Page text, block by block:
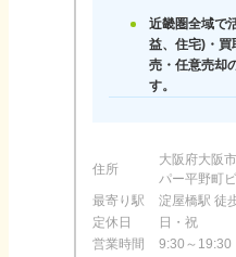
近畿圏全域で
益、住宅)・買
売・任意売却
す。
住所
大阪府大阪
パー平野町
最寄り駅
淀屋橋駅 徒
定休日
日・祝
営業時間
9:30～19:30